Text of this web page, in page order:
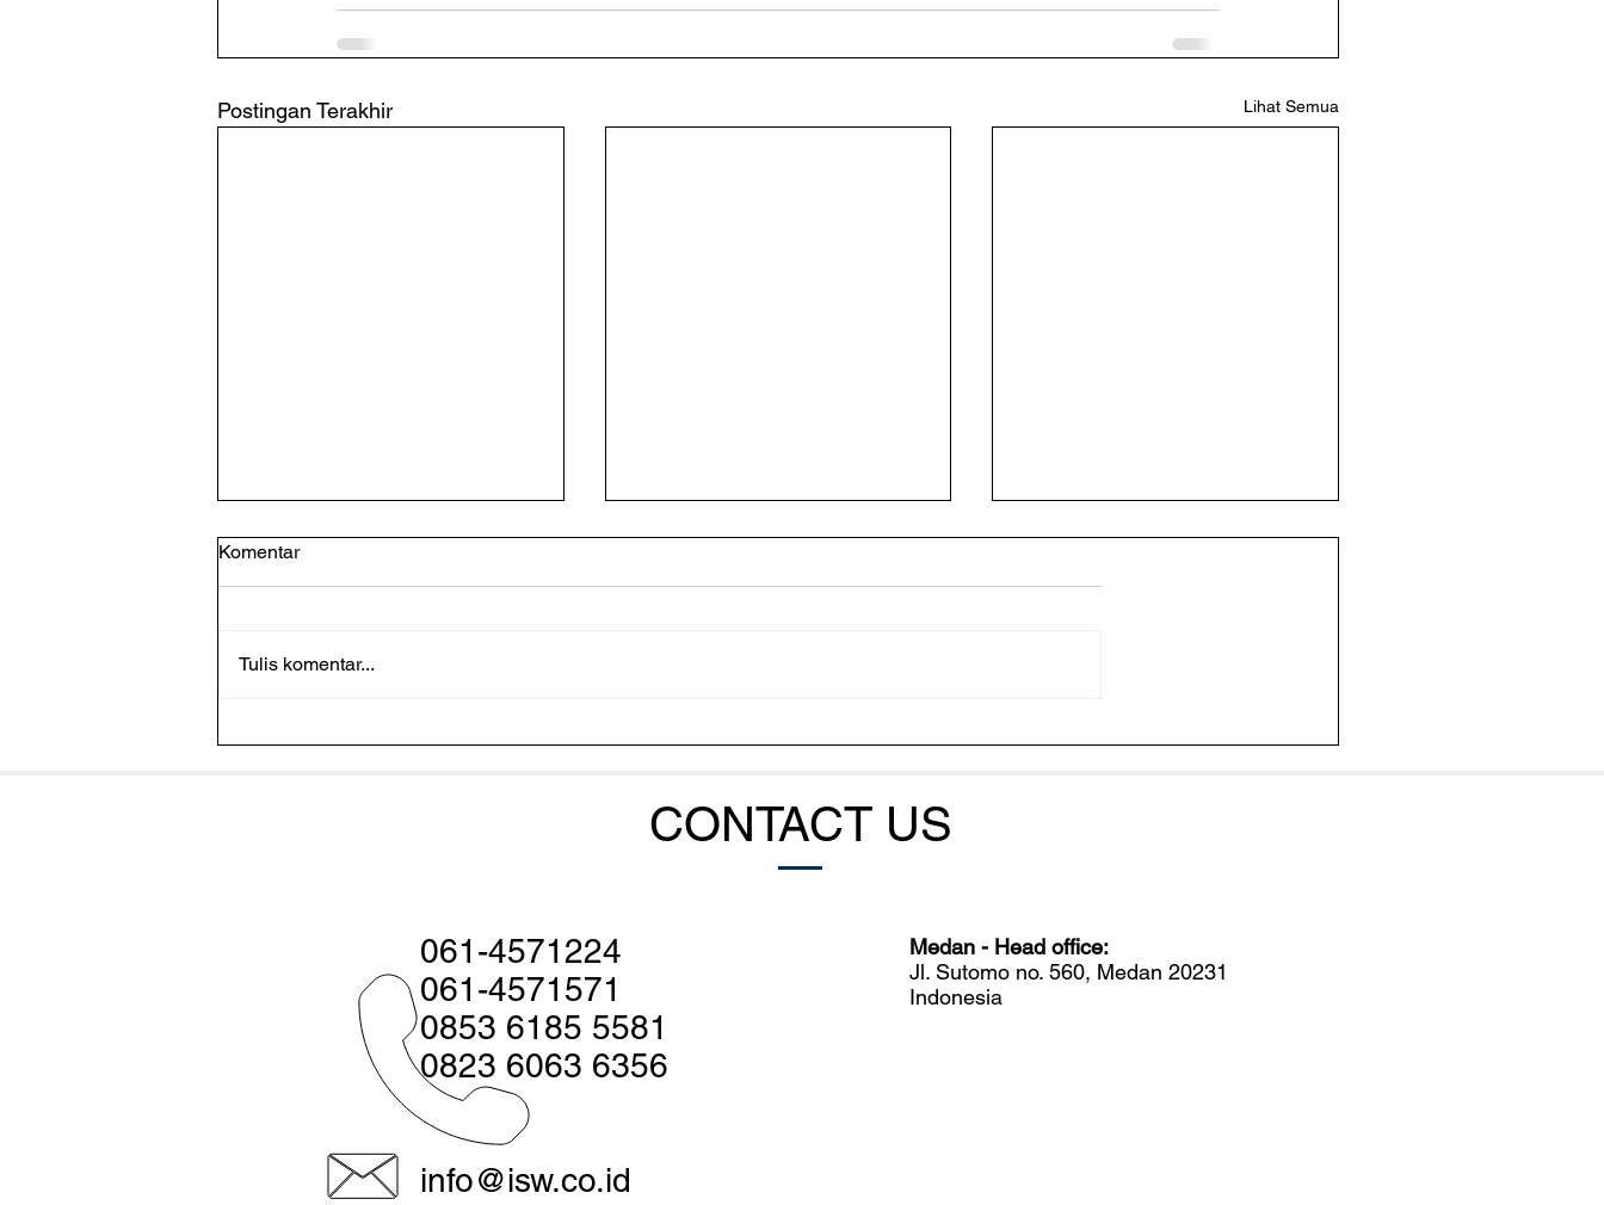
Postingan Terakhir Lihat Semua
Komentar
Tulis komentar...
CONTACT US
061-4571224
061-4571571
0853 6185 5581
0823 6063 6356
info@isw.co.id
Medan - Head office:
Jl. Sutomo no. 560, Medan 20231
Indonesia